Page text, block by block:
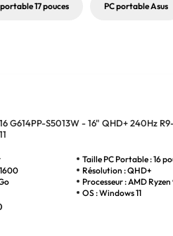
17 pouces PC portable Asus
G614PP-S5013W - 16" QHD+ 240Hz
Taille PC Portable : 16
Résolution : QHD+
Processeur : AMD Ryzen
OS : Windows 11